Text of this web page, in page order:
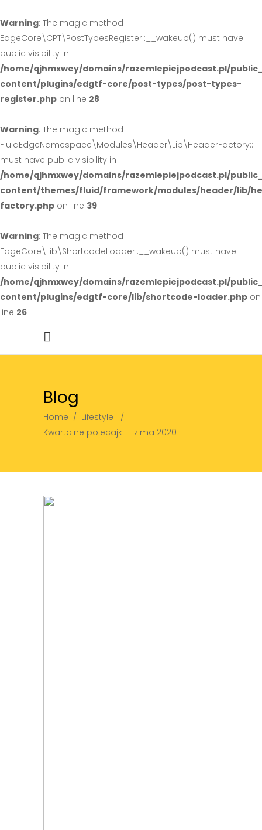
Warning: The magic method
EdgeCore\CPT\PostTypesRegister::__wakeup() must have
public visibility in
/home/qjhmxwey/domains/razemlepiejpodcast.pl/
content/plugins/edgtf-core/post-types/post-types-
register.php on line 28
Warning: The magic method
must have public visibility in
/home/qjhmxwey/domains/razemlepiejpodcast.pl/
content/themes/fluid/framework/modules/header/lib/
factory.php on line 39
Warning: The magic method
EdgeCore\Lib\ShortcodeLoader::__wakeup() must have
public visibility in
/home/qjhmxwey/domains/razemlepiejpodcast.pl/
content/plugins/edgtf-core/lib/shortcode-loader.php on
line 26
Blog
Home / Lifestyle
/
Kwartalne polecajki – zima 2020